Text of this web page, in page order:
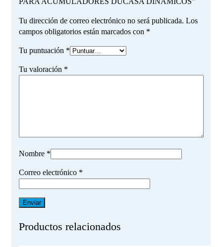
Tu dirección de correo electrónico no será publicada. Los
campos obligatorios están marcados con *
Tu puntuación *
Tu valoración *
Nombre *
Correo electrónico *
Productos relacionados